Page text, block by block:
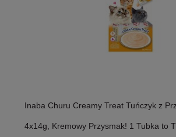
Inaba Churu Creamy Treat Tuńczyk z
4x14g, Kremowy Przysmak! 1 Tubka to